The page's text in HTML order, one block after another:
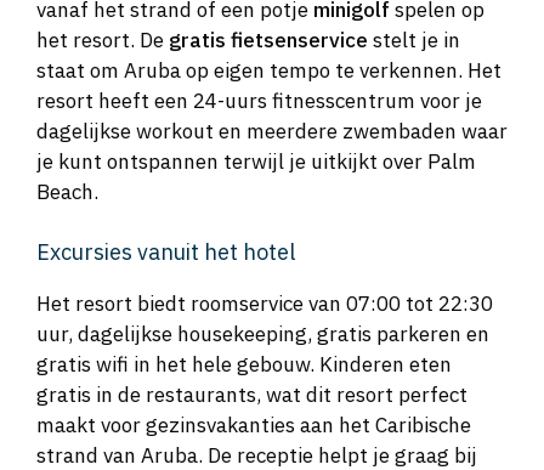
vanaf het strand of een potje minigolf spelen op
het resort. De gratis fietsenservice stelt je in
staat om Aruba op eigen tempo te verkennen. Het
resort heeft een 24-uurs fitnesscentrum voor je
dagelijkse workout en meerdere zwembaden waar
je kunt ontspannen terwijl je uitkijkt over Palm
Beach.
Excursies vanuit het hotel
Het resort biedt roomservice van 07:00 tot 22:30
uur, dagelijkse housekeeping, gratis parkeren en
gratis wifi in het hele gebouw. Kinderen eten
gratis in de restaurants, wat dit resort perfect
maakt voor gezinsvakanties aan het Caribische
strand van Aruba. De receptie helpt je graag bij